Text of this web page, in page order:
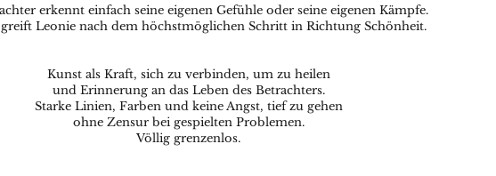
erkennt einfach seine eigenen Gefühle oder seine eigenen Kämpfe.
Leonie nach dem höchstmöglichen Schritt in Richtung Schönheit.
Kunst als Kraft, sich zu verbinden, um zu heilen
und Erinnerung an das Leben des Betrachters.
Starke Linien, Farben und keine Angst, tief zu gehen
ohne Zensur bei gespielten Problemen.
Völlig grenzenlos.